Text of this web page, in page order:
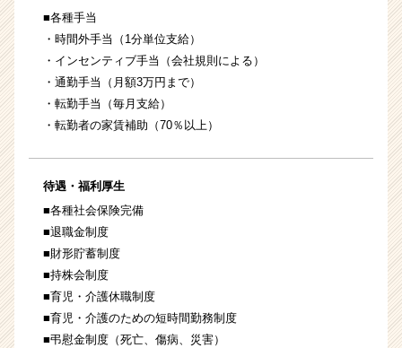
■各種手当
・時間外手当（1分単位支給）
・インセンティブ手当（会社規則による）
・通勤手当（月額3万円まで）
・転勤手当（毎月支給）
・転勤者の家賃補助（70％以上）
待遇・福利厚生
■各種社会保険完備
■退職金制度
■財形貯蓄制度
■持株会制度
■育児・介護休職制度
■育児・介護のための短時間勤務制度
■弔慰金制度（死亡、傷病、災害）